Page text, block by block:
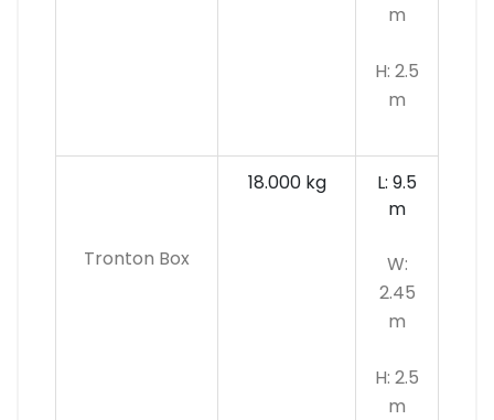
m
H: 2.5
m
Tronton Box
18.000 kg
L: 9.5
m
W:
2.45
m
H: 2.5
m